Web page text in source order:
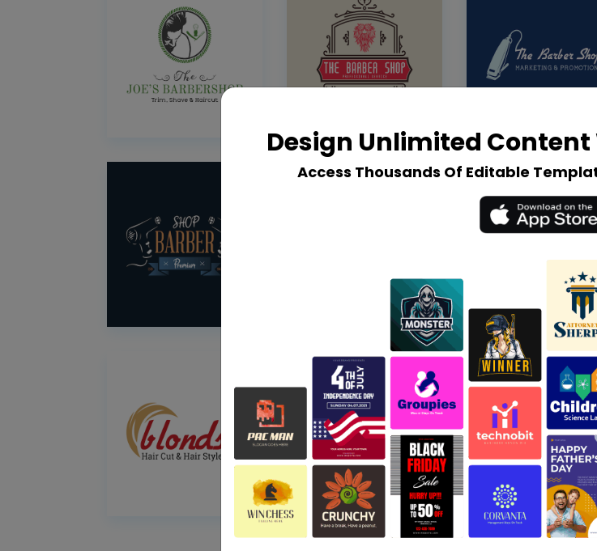
Design Unlimited
Access Thousands Of Editable